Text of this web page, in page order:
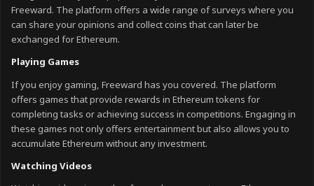
Freeward. The platform offers a wide range of surveys where you
can share your opinions and collect coins that can later be
exchanged for Ethereum.
Playing Games
If you enjoy gaming, Freeward has you covered. The platform
offers games that provide rewards in Ethereum tokens for
completing tasks or achieving success in competitions. Engaging in
these games not only offers entertainment but also allows you to
accumulate Ethereum without any investment.
Watching Videos